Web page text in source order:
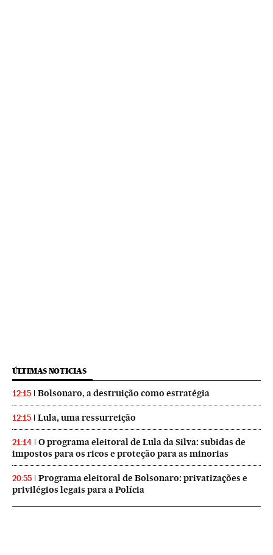
ÚLTIMAS NOTICIAS
12:15 Bolsonaro, a destruição como estratégia
12:15 Lula, uma ressurreição
21:14
O programa eleitoral de Lula da Silva: subidas de
impostos para os ricos e proteção para as minorias
20:55
Programa eleitoral de Bolsonaro: privatizações e
privilégios legais para a Polícia